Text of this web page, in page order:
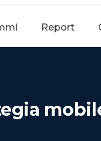
Report